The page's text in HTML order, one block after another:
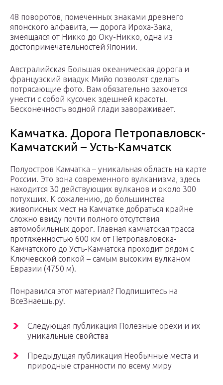
48 поворотов, помеченных знаками древнего
японского алфавита, — дорога Ироха-Зака,
змеящаяся от Никко до Оку-Никко, одна из
достопримечательностей Японии.
Австралийская Большая океаническая дорога и
французский виадук Мийо позволят сделать
потрясающие фото. Вам обязательно захочется
унести с собой кусочек здешней красоты.
Бесконечность водной глади завораживает.
Камчатка. Дорога Петропавловск-
Камчатский – Усть-Камчатск
Полуостров Камчатка – уникальная область на карте
России. Это зона современного вулканизма, здесь
находится 30 действующих вулканов и около 300
потухших. К сожалению, до большинства
живописных мест на Камчатке добраться крайне
сложно ввиду почти полного отсутствия
автомобильных дорог. Главная камчатская трасса
протяженностью 600 км от Петропавловска-
Камчатского до Усть-Камчатска проходит рядом с
Ключевской сопкой – самым высоким вулканом
Евразии (4750 м).
Понравился этот материал? Подпишитесь на
ВсеЗнаешь.ру!
Следующая публикация Полезные орехи и их
уникальные свойства
Предыдущая публикация Необычные места и
природные странности по всему миру